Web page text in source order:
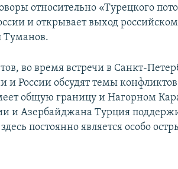
относительно «Турецкого
и открывает выход
Туманов.
во время встречи в Санкт-
и России обсудят темы
общую границу и Нагорном
и Азербайджана Турция
постоянно является особо